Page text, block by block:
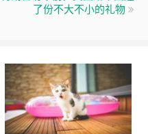
了份不大不小的礼物